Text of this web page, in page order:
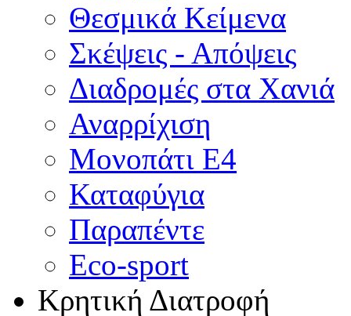
Θεσμικά Κείμενα
Σκέψεις - Απόψεις
Διαδρομές στα Χανιά
Αναρρίχιση
Μονοπάτι Ε4
Καταφύγια
Παραπέντε
Eco-sport
Κρητική Διατροφή